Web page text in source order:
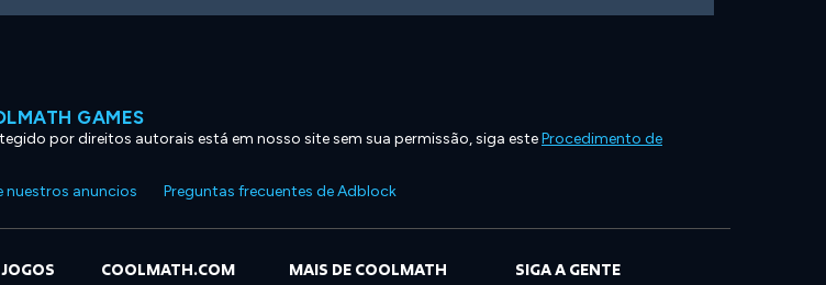
GAMES
por direitos autorais está em nosso site sem sua permissão, siga esteProcedimento de
nuestros anuncios Preguntas frecuentes de Adblock
COOLMATH.COM MAIS DE COOLMATH SIGA A GENTE